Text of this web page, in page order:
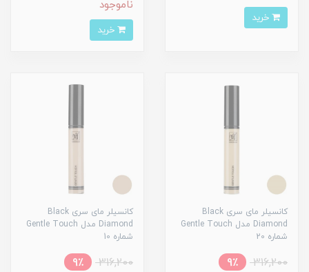
ناموجود
کانسیلر مای سری Black
Diamond مدل Gentle Touch
شماره 20
316,200
9٪
کانسیلر مای سری Black
Diamond مدل Gentle Touch
شماره 10
316,200
9٪